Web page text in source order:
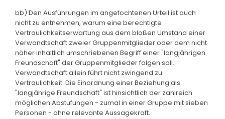
bb) Den Ausführungen im angefochtenen Urteil ist auch
nicht zu entnehmen, warum eine berechtigte
Vertraulichkeitserwartung aus dem bloßen Umstand einer
Verwandtschaft zweier Gruppenmitglieder oder dem nicht
näher inhaltlich umschriebenen Begriff einer "langjährigen
Freundschaft" der Gruppenmitglieder folgen soll.
Verwandtschaft allein führt nicht zwingend zu
Vertraulichkeit. Die Einordnung einer Beziehung als
"langjährige Freundschaft" ist hinsichtlich der zahlreich
möglichen Abstufungen - zumal in einer Gruppe mit sieben
Personen - ohne relevante Aussagekraft.